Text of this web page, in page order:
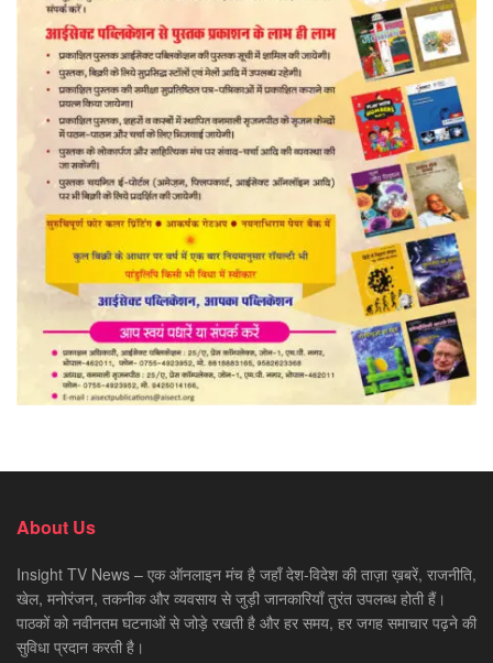
About Us
Insight TV News – एक ऑनलाइन मंच है जहाँ देश-विदेश की ताज़ा ख़बरें, राजनीति,
खेल, मनोरंजन, तकनीक और व्यवसाय से जुड़ी जानकारियाँ तुरंत उपलब्ध होती हैं।
पाठकों को नवीनतम घटनाओं से जोड़े रखती है और हर समय, हर जगह समाचार पढ़ने की
सुविधा प्रदान करती है।